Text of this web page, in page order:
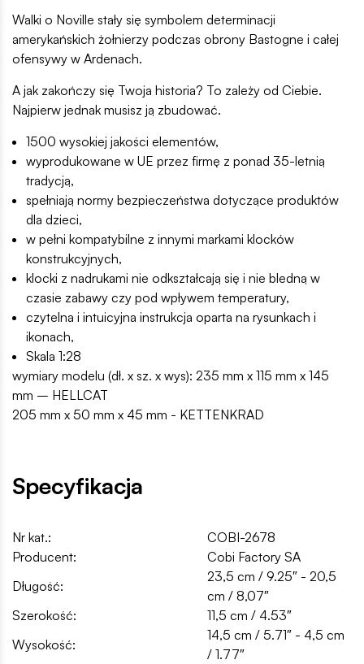
Walki o Noville stały się symbolem determinacji
amerykańskich żołnierzy podczas obrony Bastogne i całej
ofensywy w Ardenach.
A jak zakończy się Twoja historia? To zależy od Ciebie.
Najpierw jednak musisz ją zbudować.
1500 wysokiej jakości elementów,
wyprodukowane w UE przez firmę z ponad 35-letnią
tradycją,
spełniają normy bezpieczeństwa dotyczące produktów
dla dzieci,
w pełni kompatybilne z innymi markami klocków
konstrukcyjnych,
klocki z nadrukami nie odkształcają się i nie bledną w
czasie zabawy czy pod wpływem temperatury,
czytelna i intuicyjna instrukcja oparta na rysunkach i
ikonach,
Skala 1:28
wymiary modelu (dł. x sz. x wys): 235 mm x 115 mm x 145
mm – HELLCAT
205 mm x 50 mm x 45 mm - KETTENKRAD
Specyfikacja
Nr kat.:
COBI-2678
Producent:
Cobi Factory SA
Długość:
23,5 cm / 9.25″ - 20,5
cm / 8,07″
Szerokość:
11,5 cm / 4.53″
Wysokość:
14,5 cm / 5.71″ - 4,5 cm
/ 1.77″